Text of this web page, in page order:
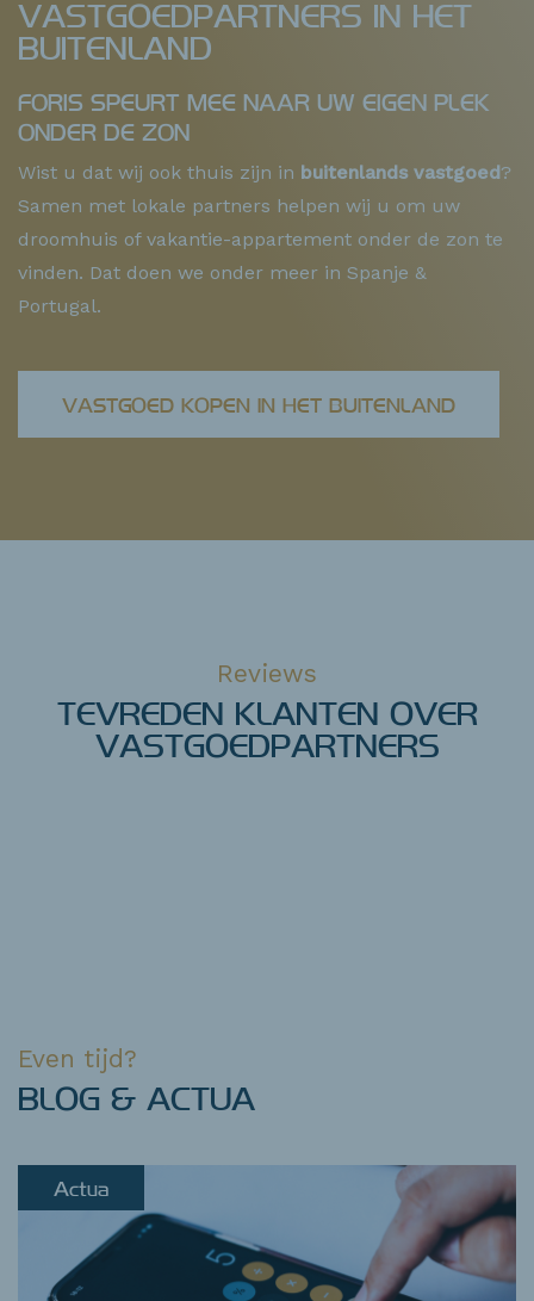
VASTGOEDPARTNERS IN HET
BUITENLAND
FORIS SPEURT MEE NAAR UW EIGEN PLEK
ONDER DE ZON
Wist u dat wij ook thuis zijn in buitenlands vastgoed?
Samen met lokale partners helpen wij u om uw
droomhuis of vakantie-appartement onder de zon te
vinden. Dat doen we onder meer in Spanje &
Portugal.
VASTGOED KOPEN IN HET BUITENLAND
Reviews
TEVREDEN KLANTEN OVER
VASTGOEDPARTNERS
Even tijd?
BLOG & ACTUA
Actua